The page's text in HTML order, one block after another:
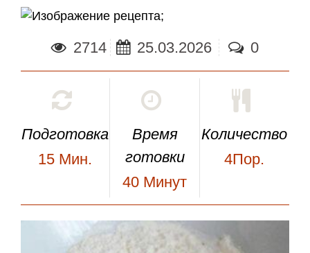
;
2714 25.03.2026 0
Подготовка
15 Мин.
Время
готовки
40 Минут
Количество
4Пор.